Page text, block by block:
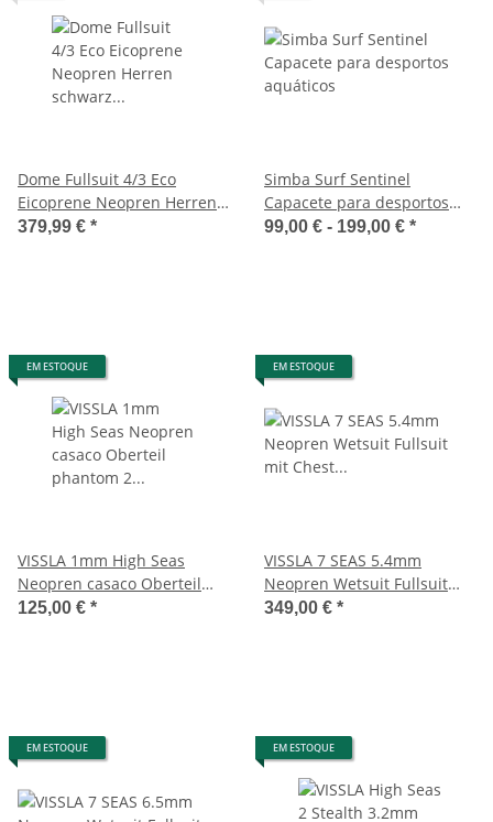
Dome Fullsuit 4/3 Eco
Eicoprene Neopren Herren
schwarz Wetsuit Chest Zip
379,99 € *
Simba Surf Sentinel
Capacete para desportos
aquáticos
99,00 € - 199,00 € *
EM ESTOQUE
VISSLA 1mm High Seas
Neopren casaco Oberteil
phantom 2 manga comprida
125,00 € *
EM ESTOQUE
VISSLA 7 SEAS 5.4mm
Neopren Wetsuit Fullsuit
mit Chest Zip in preto â€“
349,00 € *
EM ESTOQUE EM ESTOQUE